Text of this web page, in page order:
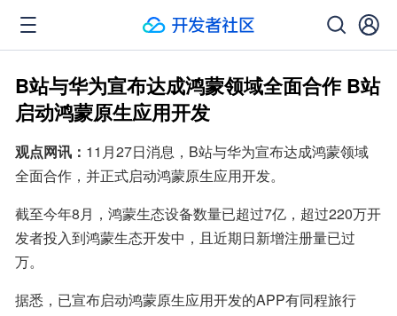
B站与华为宣布达成鸿蒙领域全面合作 B站
启动鸿蒙原生应用开发
观点网讯： 11月27日消息，B站与华为宣布达成鸿蒙领域
全面合作，并正式启动鸿蒙原生应用开发。
截至今年8月，鸿蒙生态设备数量已超过7亿，超过220万开
发者投入到鸿蒙生态开发中，且近期日新增注册量已过
万。
据悉，已宣布启动鸿蒙原生应用开发的APP有同程旅行